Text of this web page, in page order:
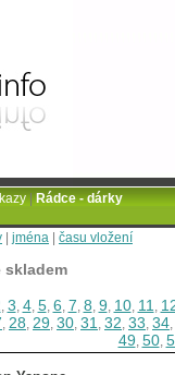
jména času vložení
skladem
, 3, 4, 5, 6, 7, 8, 9, 10, 11,
, 28, 29, 30, 31 , 32, 33, 34,
49, 50,
|Rádce - dárky